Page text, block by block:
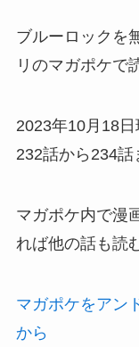
ブルーロックを
リのマガポケで
2023年10月18
232話から234話
マガポケ内で漫
れば他の話も読
マガポケをアン
から